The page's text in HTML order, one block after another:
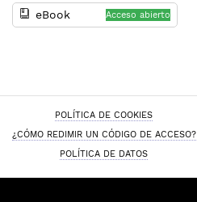
eBook Acceso abierto
POLÍTICA DE COOKIES
¿CÓMO REDIMIR UN CÓDIGO DE ACCESO?
POLÍTICA DE DATOS